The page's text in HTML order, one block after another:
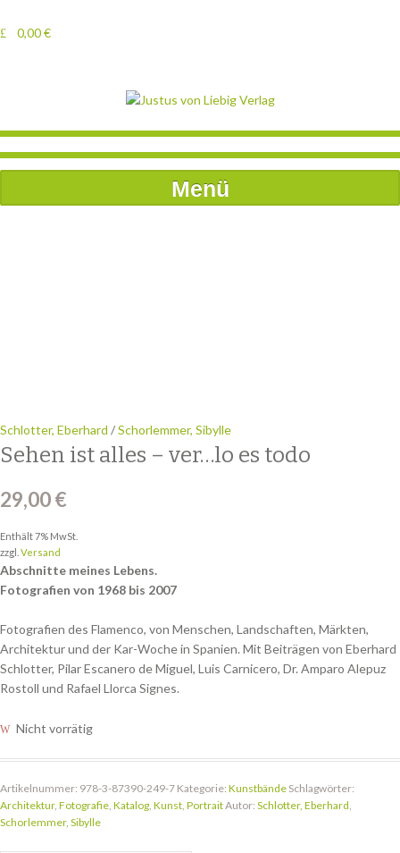
0,00€
Menü
Schlotter, Eberhard /Schorlemmer, Sibylle
Sehen ist alles – ver…lo es todo
29,00€
Enthält 7% MwSt.
zzgl. Versand
Abschnitte meines Lebens.
Fotografien von 1968 bis 2007
Fotografien des Flamenco, von Menschen, Landschaften, Märkten,
Architektur und der Kar-Woche in Spanien. Mit Beiträgen von Eberhard
Schlotter, Pilar Escanero de Miguel, Luis Carnicero, Dr. Amparo Alepuz
Rostoll und Rafael Llorca Signes.
Nicht vorrätig
Artikelnummer: 978-3-87390-249-7 Kategorie: Kunstbände Schlagwörter:
Architektur, Fotografie Katalog Kunst PortraitAutor: Schlotter, Eberhard
Schorlemmer, Sibylle